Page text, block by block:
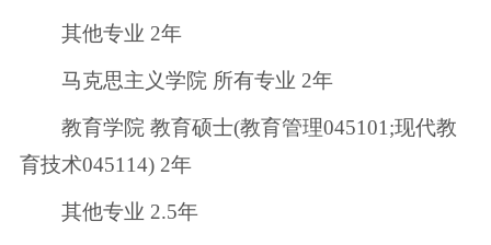
其他专业 2年
马克思主义学院 所有专业 2年
教育学院 教育硕士(教育管理045101;现代教
育技术045114) 2年
其他专业 2.5年